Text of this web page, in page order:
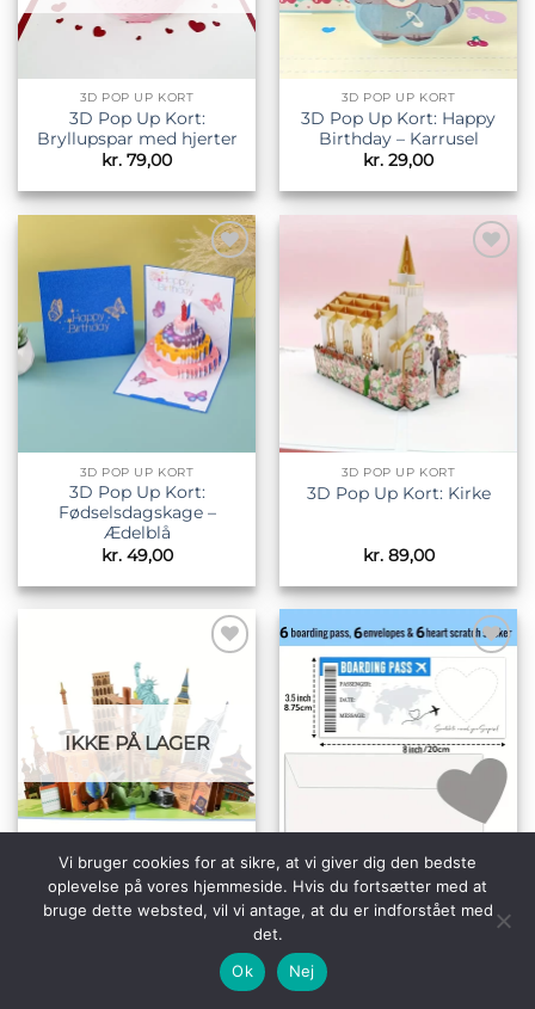
3D POP UP KORT
3D Pop Up Kort:
Bryllupspar med hjerter
kr. 79,00
3D POP UP KORT
3D Pop Up Kort: Happy
Birthday – Karrusel
kr. 29,00
Tilføj til
ønskeliste
3D POP UP KORT
3D Pop Up Kort:
Fødselsdagskage –
Ædelblå
kr.49,00
3D POP UP KORT
3D Pop Up Kort: Kirke
kr.89,00
Tilføj til
ønskeliste
IKKE PÅ LAGER
3D POP UP KORT
3D Pop Up Kort: Rejse
Tilføj til
ønskeliste
3D POP UP KORT
6 stk skrabe
overraskelses kort –
Vi bruger cookies for at sikre, at vi giver dig den bedste
oplevelse på vores hjemmeside. Hvis du fortsætter med at
bruge dette websted, vil vi antage, at du er indforstået med
det.
Ok
Nej